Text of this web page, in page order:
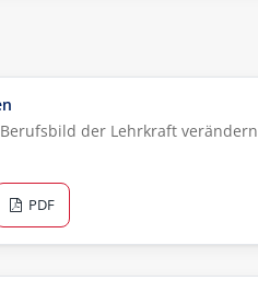
der Lehrkraft verändern
PDF